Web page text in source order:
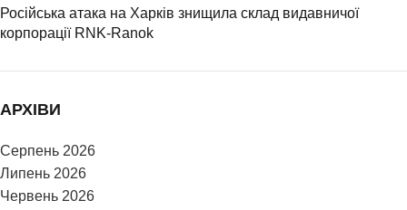
Російська атака на Харків знищила склад видавничої
корпорації RNK-Ranok
АРХІВИ
Серпень 2026
Липень 2026
Червень 2026